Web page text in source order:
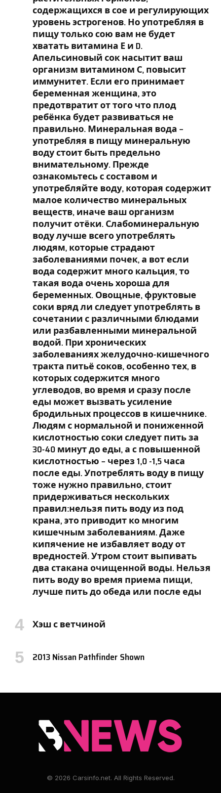
содержащихся в сое и регулирующих
уровень эстрогенов. Но употребляя в
пищу только сою вам не будет
хватать витамина Е и D.
Апельсиновый сок насытит ваш
организм витамином С, повысит
иммунитет. Если его принимает
беременная женщина, это
предотвратит от того что плод
ребёнка будет развиваться не
правильно. Минеральная вода –
употребляя в пищу минеральную
воду стоит быть предельно
внимательному. Прежде
ознакомьтесь с составом и
употребляйте воду, которая содержит
малое количество минеральных
веществ, иначе ваш организм
получит отёки. Слабоминеральную
воду лучше всего употреблять
людям, которые страдают
заболеваниями почек, а вот если
вода содержит много кальция, то
такая вода очень хороша для
беременных. Овощные, фруктовые
соки вряд ли следует употреблять в
сочетании с различными блюдами
или разбавленными минеральной
водой. При хронических
заболеваниях желудочно-кишечного
тракта питьё соков, особенно тех, в
которых содержится много
углеводов, во время и сразу после
еды может вызвать усиление
бродильных процессов в кишечнике.
Людям с нормальной и пониженной
кислотностью соки следует пить за
30-40 минут до еды, а с повышенной
кислотностью – через 1,0 -1,5 часа
после еды. Употреблять воду в пищу
тоже нужно правильно, стоит
придерживаться нескольких
правил:нельзя пить воду из под
крана, это приводит ко многим
кишечным заболеваниям. Даже
кипячение не избавляет воду от
вредностей. Утром стоит выпивать
два стакана очищенной воды. Нельзя
пить воду во время приема пищи,
лучше пить до обеда или после еды
Хэш с ветчиной
2013 Nissan Pathfinder Shown
© 2026 Carsinfo.net. All Rights Reserved.